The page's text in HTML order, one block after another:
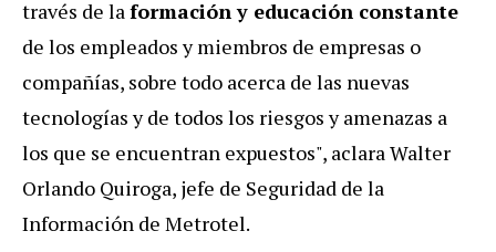
través de laformación y educación constante
de los empleados y miembros de empresas o
compañías, sobre todo acerca de las nuevas
tecnologías y de todos los riesgos y amenazas a
los que se encuentran expuestos", aclara Walter
Orlando Quiroga, jefe de Seguridad de la
Información de Metrotel.